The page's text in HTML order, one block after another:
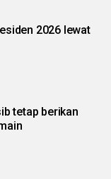
2026 lewat
tetap berikan